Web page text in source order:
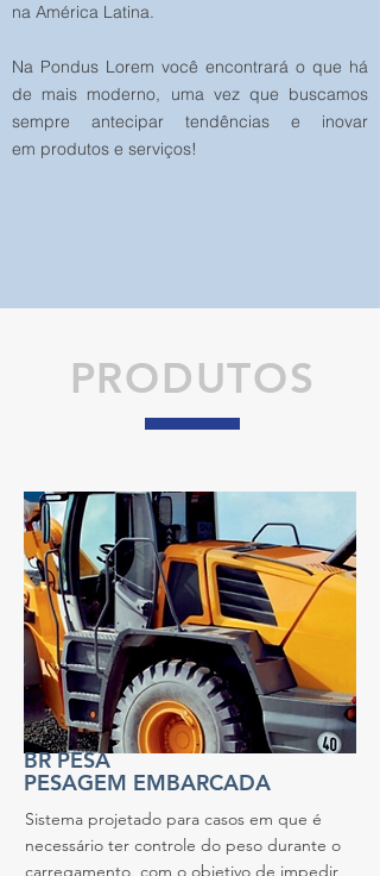
na América Latina.
Na Pondus Lorem você encontrará o que há
de mais moderno, uma vez que buscamos
sempre antecipar tendências e inovar
em produtos e serviços!
PRODUTOS
BR PESA
PESAGEM EMBARCADA
Sistema projetado para casos em que é
necessário ter controle do peso durante o
carregamento, com o objetivo de impedir